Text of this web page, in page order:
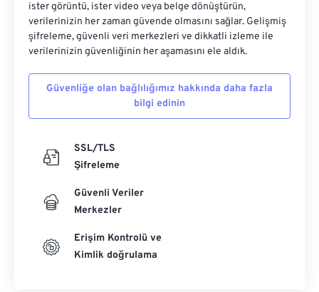
ister görüntü, ister video veya belge dönüştürün,
verilerinizin her zaman güvende olmasını sağlar. Gelişmiş
şifreleme, güvenli veri merkezleri ve dikkatli izleme ile
verilerinizin güvenliğinin her aşamasını ele aldık.
Güvenliğe olan bağlılığımız hakkında daha fazla
bilgi edinin
SSL/TLS
Şifreleme
Güvenli Veriler
Merkezler
Erişim Kontrolü ve
Kimlik doğrulama